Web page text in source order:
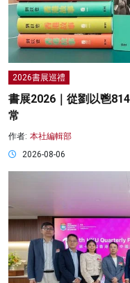
2026書展巡禮
書展2026｜從劉以鬯
常
作者: 本社編輯部
2026-08-06